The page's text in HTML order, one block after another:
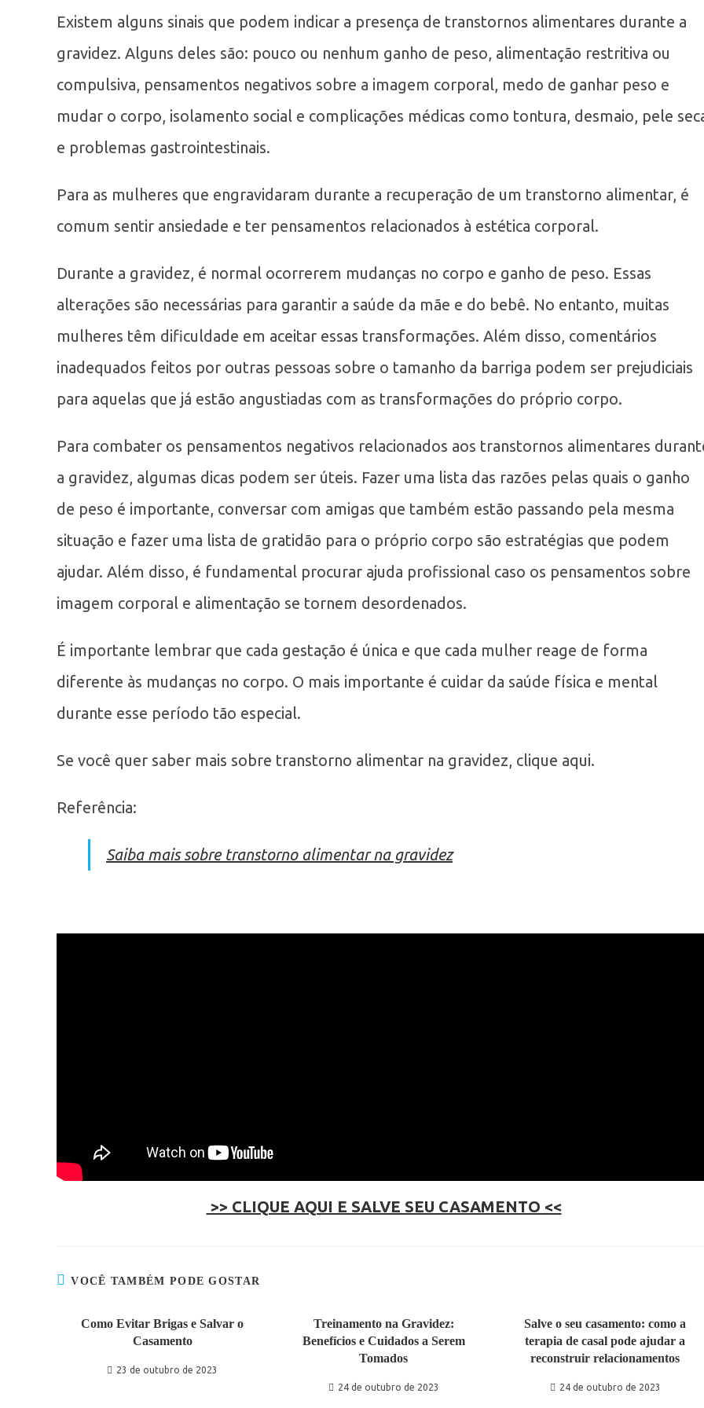
Existem alguns sinais que podem indicar a presença de transtornos alimentares durante a
gravidez. Alguns deles são: pouco ou nenhum ganho de peso, alimentação restritiva ou
compulsiva, pensamentos negativos sobre a imagem corporal, medo de ganhar peso e
mudar o corpo, isolamento social e complicações médicas como tontura, desmaio, pele
e problemas gastrointestinais.
Para as mulheres que engravidaram durante a recuperação de um transtorno alimentar, é
comum sentir ansiedade e ter pensamentos relacionados à estética corporal.
Durante a gravidez, é normal ocorrerem mudanças no corpo e ganho de peso. Essas
alterações são necessárias para garantir a saúde da mãe e do bebê. No entanto, muitas
mulheres têm dificuldade em aceitar essas transformações. Além disso, comentários
inadequados feitos por outras pessoas sobre o tamanho da barriga podem ser prejudiciais
para aquelas que já estão angustiadas com as transformações do próprio corpo.
Para combater os pensamentos negativos relacionados aos transtornos alimentares
a gravidez, algumas dicas podem ser úteis. Fazer uma lista das razões pelas quais o ganho
de peso é importante, conversar com amigas que também estão passando pela mesma
situação e fazer uma lista de gratidão para o próprio corpo são estratégias que podem
ajudar. Além disso, é fundamental procurar ajuda profissional caso os pensamentos sobre
imagem corporal e alimentação se tornem desordenados.
É importante lembrar que cada gestação é única e que cada mulher reage de forma
diferente às mudanças no corpo. O mais importante é cuidar da saúde física e mental
durante esse período tão especial.
Se você quer saber mais sobre transtorno alimentar na gravidez, clique aqui.
Referência:
Saiba mais sobre transtorno alimentar na gravidez
>> CLIQUE AQUI E SALVE SEU CASAMENTO <<
VOCÊ TAMBÉM PODE GOSTAR
Como Evitar Brigas e Salvar o
Casamento
23 de outubro de 2023
Treinamento na Gravidez:
Benefícios e Cuidados a Serem
Tomados
24 de outubro de 2023
Salve o seu casamento: como a
terapia de casal pode ajudar a
reconstruir relacionamentos
24 de outubro de 2023